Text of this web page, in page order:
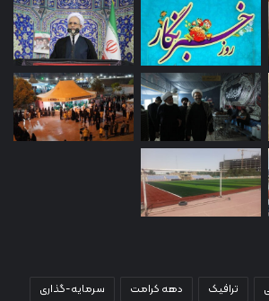
ترافیک دهه کرامت
سرمایه-گذاری